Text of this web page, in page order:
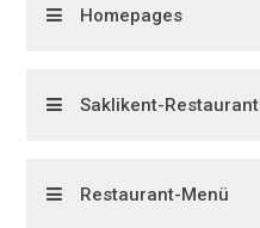
Homepages
Saklikent-Restaurant
Restaurant-Menü